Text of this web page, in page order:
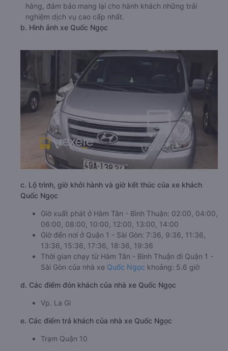
hàng, đảm bảo mang lại cho hành khách những trải
nghiệm dịch vụ cao cấp nhất.
b. Hình ảnh xe Quốc Ngọc
c. Lộ trình, giờ khởi hành và giờ kết thúc của xe khách
Quốc Ngọc
Giờ xuất phát ở Hàm Tân - Bình Thuận: 02:00, 04:00,
06:00, 08:00, 10:00, 12:00, 13:00, 14:00
Giờ đến nơi ở Quận 1 - Sài Gòn: 7:36, 9:36, 11:36,
13:36, 15:36, 17:36, 18:36, 19:36
Thời gian chạy từ Hàm Tân - Bình Thuận đi Quận 1 -
Sài Gòn của nhà xe Quốc Ngọc khoảng: 5.6 giờ
d. Các điểm đón khách của nhà xe Quốc Ngọc
Vp. La Gi
e. Các điểm trả khách của nhà xe Quốc Ngọc
Trạm Quận 10